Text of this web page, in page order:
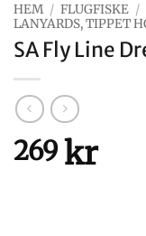
HEM / FLUGFISKE /
LANYARDS, TIPPET
SA Fly Line
269kr